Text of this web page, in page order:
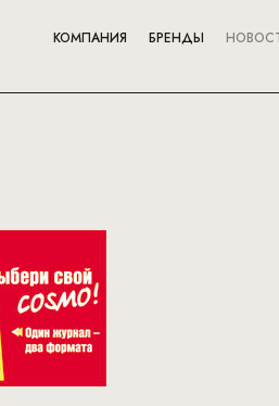
КОМПАНИЯ БРЕНДЫ